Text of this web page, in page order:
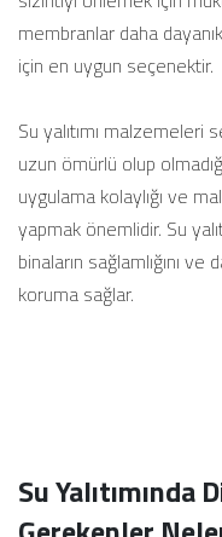
membranlar daha
için en uygun seçenektir.
Su yalıtımı
uzun ömürlü olup
uygulama kolaylığı ve
yapmak önemlidir. Su
binaların sağlamlığını ve
koruma sağlar.
Su